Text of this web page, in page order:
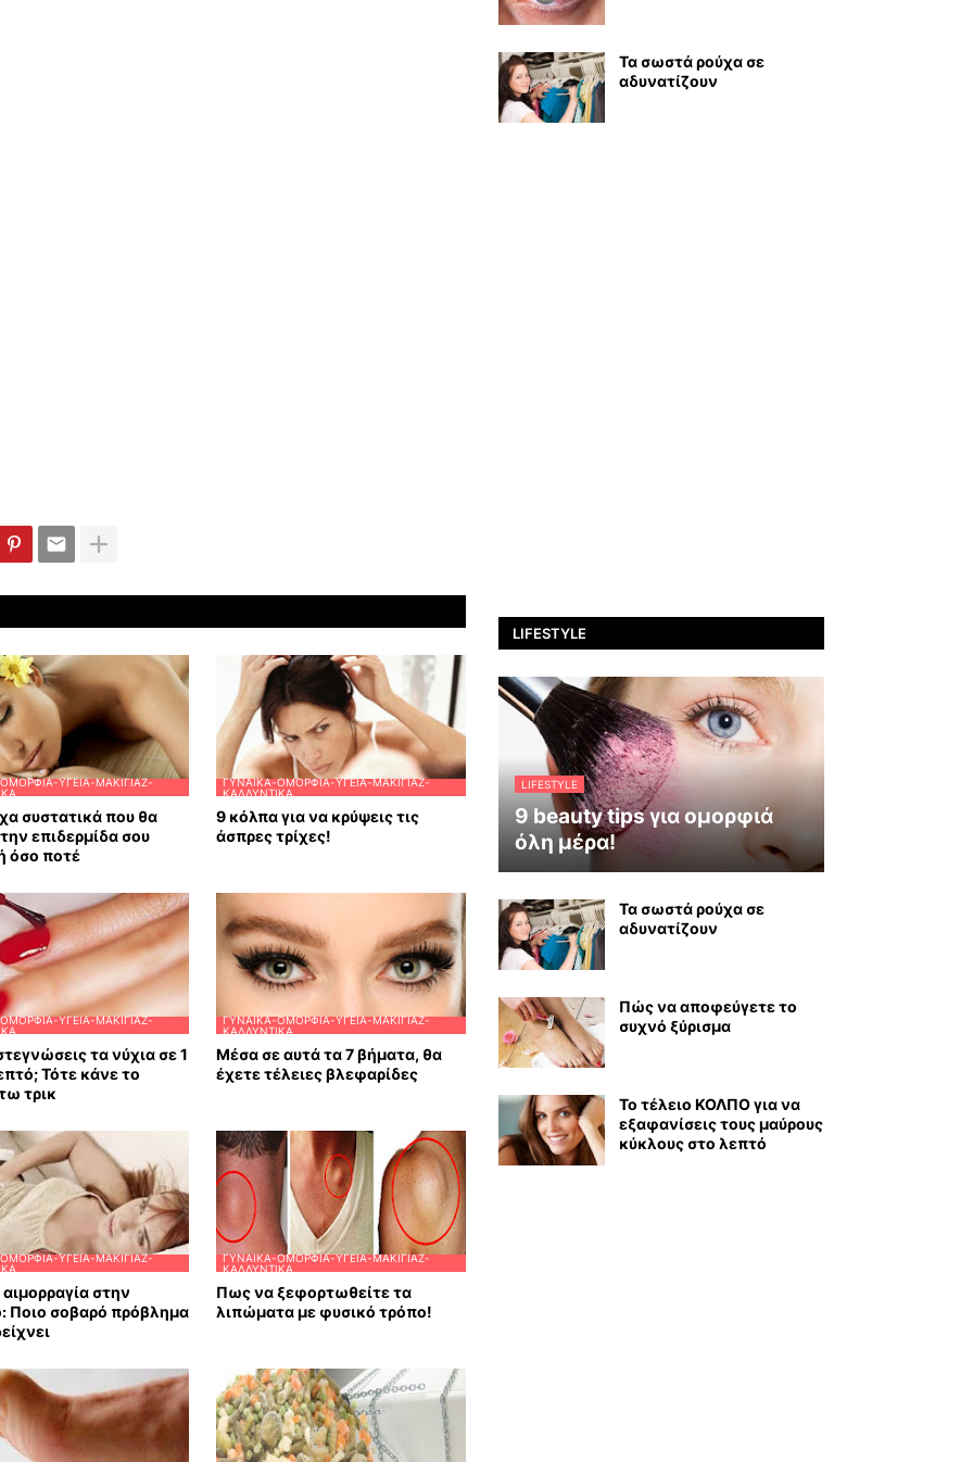
ΥΓΕΊΑ-ΜΑΚΙΓΙΆΖ-
συστατικά που θα
επιδερμίδα σου
όσο ποτέ
ΓΥΝΑΊΚΑ-ΟΜΟΡΦΙΆ-ΥΓΕΊΑ-ΜΑΚΙΓΙΆΖ-
ΚΑΛΛΥΝΤΙΚΆ
9 κόλπα για να κρύψεις τις
άσπρες τρίχες!
ΥΓΕΊΑ-ΜΑΚΙΓΙΆΖ-
τα νύχια σε 1
Τότε κάνε το
τρικ
ΓΥΝΑΊΚΑ-ΟΜΟΡΦΙΆ-ΥΓΕΊΑ-ΜΑΚΙΓΙΆΖ-
ΚΑΛΛΥΝΤΙΚΆ
Μέσα σε αυτά τα 7 βήματα, θα
έχετε τέλειες βλεφαρίδες
ΥΓΕΊΑ-ΜΑΚΙΓΙΆΖ-
στην
Ποιο σοβαρό πρόβλημα
ΓΥΝΑΊΚΑ-ΟΜΟΡΦΙΆ-ΥΓΕΊΑ-ΜΑΚΙΓΙΆΖ-
ΚΑΛΛΥΝΤΙΚΆ
Πως να ξεφορτωθείτε τα
λιπώματα με φυσικό τρόπο!
Τα σωστά ρούχα σε
αδυνατίζουν
LIFESTYLE
LIFESTYLE
9 beauty tips για ομορφιά
όλη μέρα!
Τα σωστά ρούχα σε
αδυνατίζουν
Πώς να αποφεύγετε το
συχνό ξύρισμα
Το τέλειο ΚΟΛΠΟ για να
εξαφανίσεις τους μαύρους
κύκλους στο λεπτό